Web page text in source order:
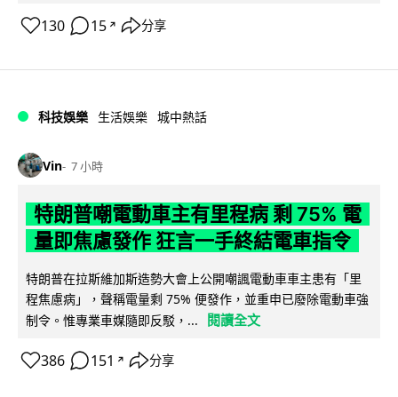
130 15 ↗ 分享
科技娛樂 生活娛樂 城中熱話
Vin 7 小時
特朗普嘲電動車主有里程病 剩 75% 電
量即焦慮發作 狂言一手終結電車指令
特朗普在拉斯維加斯造勢大會上公開嘲諷電動車車主患有「里
程焦慮病」，聲稱電量剩 75% 便發作，並重申已廢除電動車強
制令。惟專業車媒隨即反駁，...
閱讀全文
386 151 ↗ 分享